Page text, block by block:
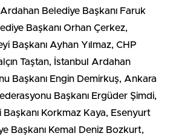
Belediye Başkanı Faruk
Başkanı Orhan Çerkez,
Başkanı Ayhan Yılmaz, CHP
Taştan, İstanbul Ardahan
Başkanı Engin Demirkuş, Ankara
Başkanı Ergüder Şimdi,
Başkanı Korkmaz Kaya, Esenyurt
Başkanı Kemal Deniz Bozkurt,